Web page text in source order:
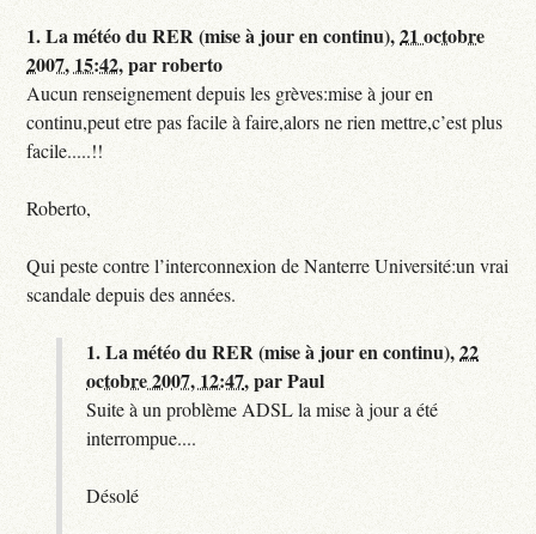
1.La météo du RER (mise à jour en continu),21 octobre
2007, 15:42,parroberto
Aucun renseignement depuis les grèves:mise à jour en
continu,peut etre pas facile à faire,alors ne rien mettre,c’est plus
facile.....!!
Roberto,
Qui peste contre l’interconnexion de Nanterre Université:un vrai
scandale depuis des années.
1.La météo du RER (mise à jour en continu),22
octobre 2007, 12:47,parPaul
Suite à un problème ADSL la mise à jour a été
interrompue....
Désolé